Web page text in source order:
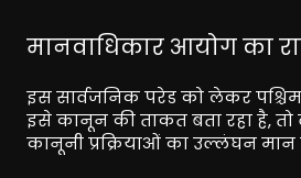
मानवाधिकार आयोग का
इस सार्वजनिक परेड को लेकर
इसे कानून की ताकत बता रहा है,
कानूनी प्रक्रियाओं का उल्लंघन मान